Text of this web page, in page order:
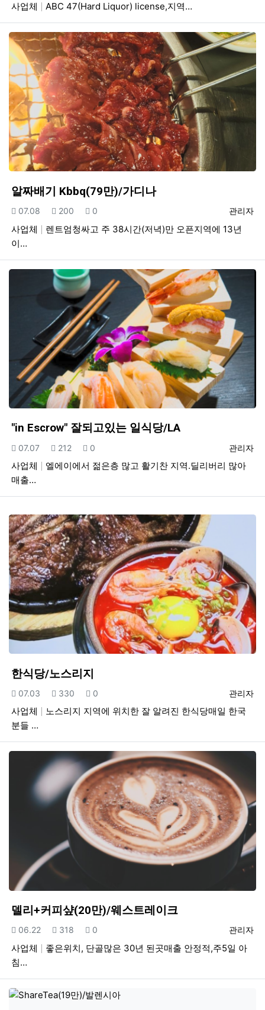
사업체 ABC 47(Hard Liquor) license,지역…
알짜배기 Kbbq(79만)/가디나
등록자
관리자
등록일
07.08 조회
200 추천
0
사업체
렌트엄청싸고 주 38시간(저녁)만 오픈지역에 13년
이…
"in Escrow" 잘되고있는 일식당/LA
등록자
관리자
등록일
07.07 조회
212 추천
0
사업체
엘에이에서 젊은층 많고 활기찬 지역.딜리버리 많아
매출…
한식당/노스리지
등록자
관리자
등록일
07.03 조회
330 추천
0
사업체
노스리지 지역에 위치한 잘 알려진 한식당매일 한국
분들 …
델리+커피샾(20만)/웨스트레이크
등록자
관리자
등록일
06.22 조회
318 추천
0
사업체
좋은위치, 단골많은 30년 된곳매출 안정적,주5일 아
침…